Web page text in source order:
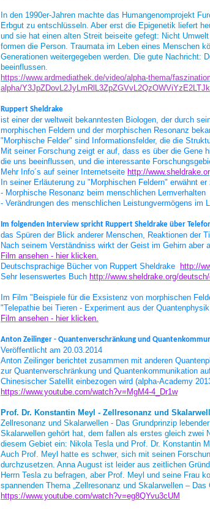
In den 1990er-Jahren machte das Humangenomprojekt
Erbgut zu entschlüsseln. Aber erst die Epigenetik liefert
und sie hat einen alten Streit beiseite gefegt: Nicht
formen die Person. Traumata im Leben eines Menschen
Generationen weitergegeben werden. Die gute Nachricht:
beeinflussen.
https://www.ardmediathek.de/video/alpha-thema/
alpha/
Ruppert Sheldrake
ist einer der weltweit bekanntesten Biologen, der durch
morphischen Feldern und der morphischen Resonanz
"Morphische Felder" sind Informationsfelder, die die
Mit seinerForschung zeigt er auf, dass es über die Gene
die uns beeinflussen, und die interessante
Mehr Info´s auf seiner Internetseite http://
In seiner Erläuterung zu "Morphischen Feldern" erwähnt
- Morphische Resonanz beim menschlichen Lernverhalten
- Verändrungen des menschlichen Leistungvermögens im
Im folgenden Interview spricht Ruppert Sheldrake über
das Spüren der Blick anderer Menschen, Reaktionen der
Nach seinem Verständniss wirkt der Geist im Gehirn aber
Film ansehen - hier klicken.
Deutschsprachige Bücher von Ruppert Sheldrake
http://
Sehr lesenswertes Buch http://www.sheldrake.org/
Im Film "Beispiele für die Exsistenz von morphischen
"Telepathie bei Tieren - Experiment aus der
Film ansehen - hier klicken.
Anton Zeilinger - Quantenverschränkung und
Veröffentlicht am 20.03.2014
Anton Zeilinger berichtet zusammen mit anderen
zur Quantenverschränkung und Quantenkommunikation
Chinesischer Satellit einbezogen wird (alpha-Academy
https://www.youtube.com/watch?v=MgM4-4_Dr1w
Prof. Dr. Konstantin Meyl - Zellresonanz und
Zellresonanz und Skalarwellen - Das Grundprinzip
Skalarwellen gehört hat, dem fallen als erstes gleich zwei
diesem Gebiet ein: Nikola Tesla und Prof. Dr. Konstantin
Auch Prof. Meyl hatte es schwer, sich mit seinen
durchzusetzen. Anna August ist leider aus zeitlichen
Herrn Tesla zu befragen, aber Prof. Meyl und seine Frau
spannenden Thema „Zellresonanz und Skalarwellen –
https://www.youtube.com/watch?v=eg8QYvu3cUM